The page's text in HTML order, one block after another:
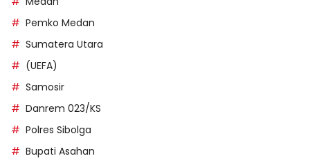
Pemko Medan
Sumatera Utara
(UEFA)
Samosir
Danrem 023/KS
Polres Sibolga
Bupati Asahan